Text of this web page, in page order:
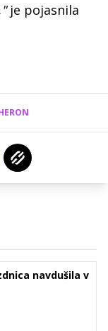
je pojasnila
navdušila v